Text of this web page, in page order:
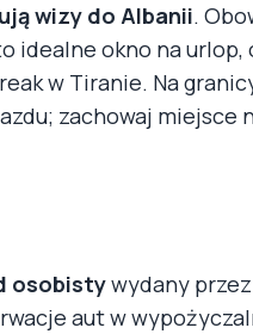
wizy do Albanii.
idealne okno na urlop,
w Tiranie. Na
zachowaj miejsce
osobistywydany przez
aut w